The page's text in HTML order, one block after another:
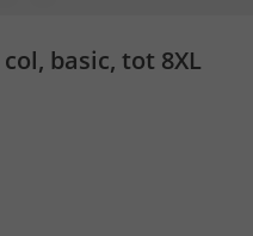
basic, tot 8XL